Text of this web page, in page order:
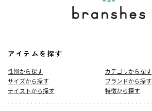
アイテムを探す
性別から探す
カテゴリから探す
サイズから探す
ブランドから探す
テイストから探す
特徴から探す